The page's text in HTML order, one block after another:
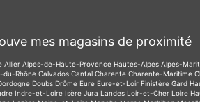
mes magasins de proximité
Allier Alpes-de-Haute-Provence Hautes-Alpes Alpes-
du-Rhône Calvados Cantal Charente Charente-Maritime
Doubs Drôme Eure Eure-et-Loir Finistère Gard
Indre-et-Loire Isère Jura Landes Loir-et-Cher Loire